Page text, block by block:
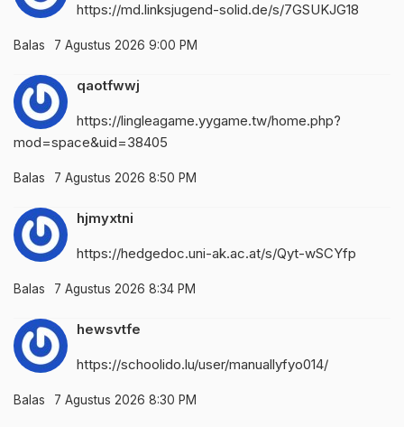
https://md.linksjugend-solid.de/s/7GSUKJG18
Balas 7 Agustus 2026 9:00 PM
qaotfwwj
https://lingleagame.yygame.tw/home.php?
mod=space&uid=38405
Balas 7 Agustus 2026 8:50 PM
hjmyxtni
https://hedgedoc.uni-ak.ac.at/s/Qyt-wSCYfp
Balas 7 Agustus 2026 8:34 PM
hewsvtfe
https://schoolido.lu/user/manuallyfyo014/
Balas 7 Agustus 2026 8:30 PM